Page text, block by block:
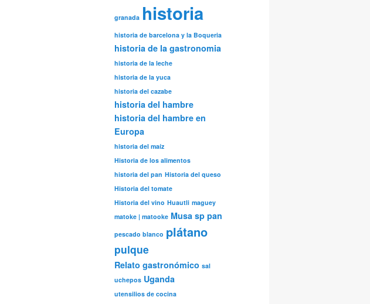
granada historia
historia de barcelona y la Boqueria
historia de la gastronomia
historia de la leche
historia de la yuca
historia del cazabe
historia del hambre
historia del hambre en
Europa
historia del maíz
Historia de los alimentos
historia del pan Historia del queso
Historia del tomate
Historia del vino Huautli maguey
matoke | matooke Musa sp pan
pescado blanco plátano
pulque
Relato gastronómico sal
uchepos Uganda
utensilios de cocina